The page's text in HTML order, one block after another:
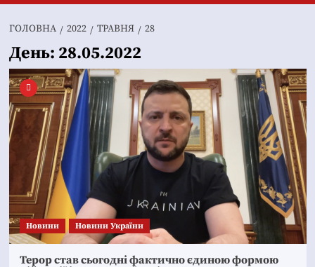
ГОЛОВНА 2022 ТРАВНЯ 28
День: 28.05.2022
Новини Новини України
Терор став сьогодні фактично єдиною формою